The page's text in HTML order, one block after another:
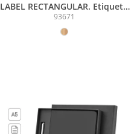
LABEL RECTANGULAR. Etiqueta
em papel 100% reciclado (700
g/m²) com formato retangular
93671